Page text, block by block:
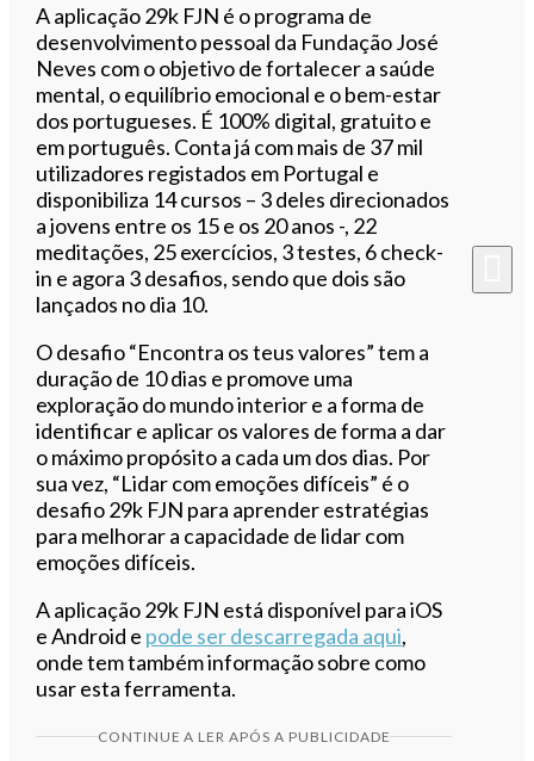
A aplicação 29k FJN é o programa de
desenvolvimento pessoal da Fundação José
Neves com o objetivo de fortalecer a saúde
mental, o equilíbrio emocional e o bem-estar
dos portugueses. É 100% digital, gratuito e
em português. Conta já com mais de 37 mil
utilizadores registados em Portugal e
disponibiliza 14 cursos – 3 deles direcionados
a jovens entre os 15 e os 20 anos -, 22
meditações, 25 exercícios, 3 testes, 6 check-
in e agora 3 desafios, sendo que dois são
lançados no dia 10.
O desafio “Encontra os teus valores” tem a
duração de 10 dias e promove uma
exploração do mundo interior e a forma de
identificar e aplicar os valores de forma a dar
o máximo propósito a cada um dos dias. Por
sua vez, “Lidar com emoções difíceis” é o
desafio 29k FJN para aprender estratégias
para melhorar a capacidade de lidar com
emoções difíceis.
A aplicação 29k FJN está disponível para iOS
e Android e pode ser descarregada aqui,
onde tem também informação sobre como
usar esta ferramenta.
CONTINUE A LER APÓS A PUBLICIDADE